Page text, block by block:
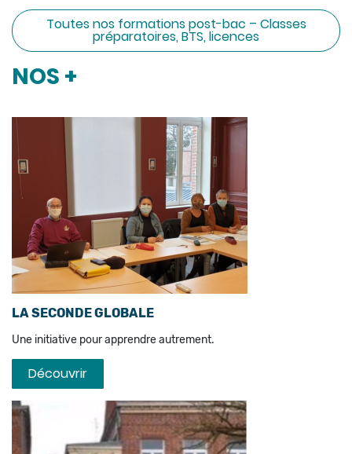
Toutes nos formations post-bac – Classes
préparatoires, BTS, licences
NOS +
LA SECONDE GLOBALE
Une initiative pour apprendre autrement.
Découvrir